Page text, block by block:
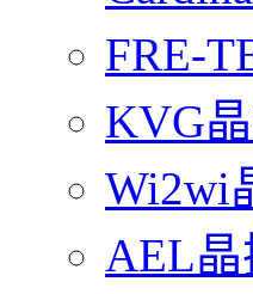
FRE-
KVG
Wi2wi
AEL晶